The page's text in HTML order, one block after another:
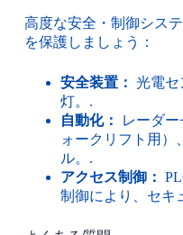
高度な安全・制御シス
を保護しましょう：
安全装置： 光電セ
灯。.
自動化：
レーダ
ォークリフト用）
ル。.
アクセス制御：
制御により、セキ